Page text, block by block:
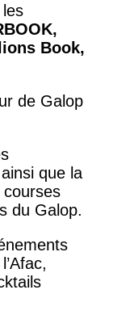
Book,
de Galop
que la
courses
du Galop.